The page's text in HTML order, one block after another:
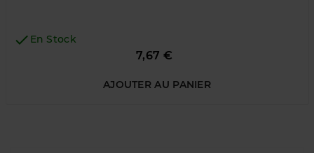
 En Stock
7,67 €
AJOUTER AU PANIER